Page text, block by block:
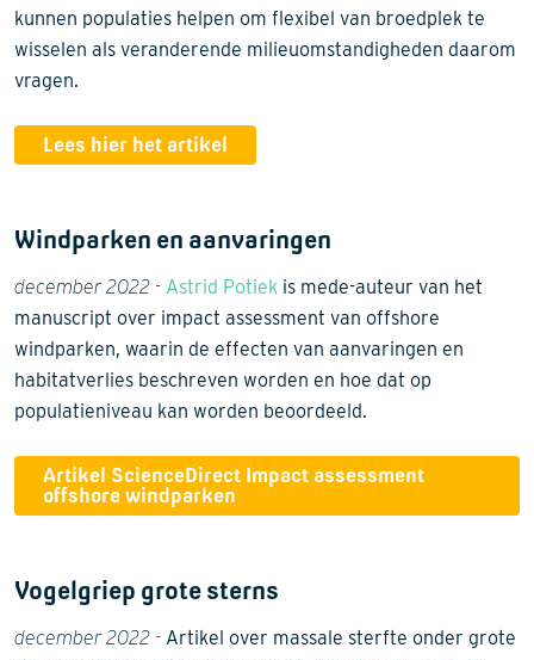
kunnen populaties helpen om flexibel van broedplek te
wisselen als veranderende milieuomstandigheden daarom
vragen.
Lees hier het artikel
Windparken en aanvaringen
december 2022 - Astrid Potiek is mede-auteur van het
manuscript over impact assessment van offshore
windparken, waarin de effecten van aanvaringen en
habitatverlies beschreven worden en hoe dat op
populatieniveau kan worden beoordeeld.
Artikel ScienceDirect Impact assessment
offshore windparken
Vogelgriep grote sterns
december 2022 - Artikel over massale sterfte onder grote